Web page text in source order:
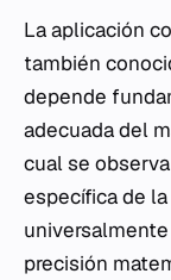
La aplicación
también
depende
adecuada del
cual se
específica de
precisión